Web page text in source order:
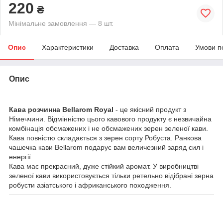
220 ₴
Мінімальне замовлення — 8 шт.
Опис Характеристики Доставка Оплата Умови
Опис
Кава розчинна Bellarom Royal - це якісний продукт з
Німеччини. Відмінністю цього кавового продукту є незвичайна
комбінація обсмажених і не обсмажених зерен зеленої кави.
Кава повністю складається з зерен сорту Робуста. Ранкова
чашечка кави Bellarom подарує вам величезний заряд сил і
енергії.
Кава має прекрасний, дуже стійкий аромат. У виробництві
зеленої кави використовується тільки ретельно відібрані зерна
робусти азіатського і африканського походження.